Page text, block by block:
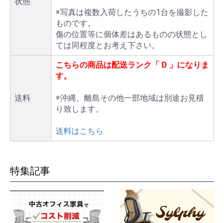
※写真は複数入荷したうちの1台を撮影した
ものです。
傷の位置等に個体差はあるものの状態とし
ては同程度とお考え下さい。
送料
こちらの商品は配送ランク「 D 」になりま
す。
※沖縄、離島その他一部地域は別途お見積
り致します。
送料はこちら
特集記事